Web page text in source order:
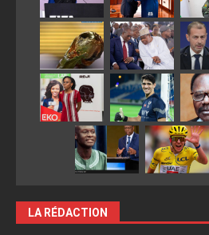
LA RÉDACTION